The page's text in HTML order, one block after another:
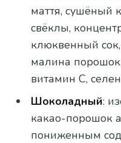
маття, сушёный
свёклы,
клюквенный
малина порошок,
витамин С,
Шоколадный:
какао-порошок
пониженным